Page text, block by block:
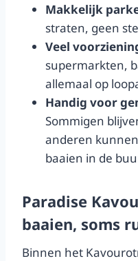
Makkelijk
straten, geen
Veel
supermarkten,
allemaal op
Handig voor
Sommigen
anderen
baaien in de
Paradise
baaien, soms
Binnen het